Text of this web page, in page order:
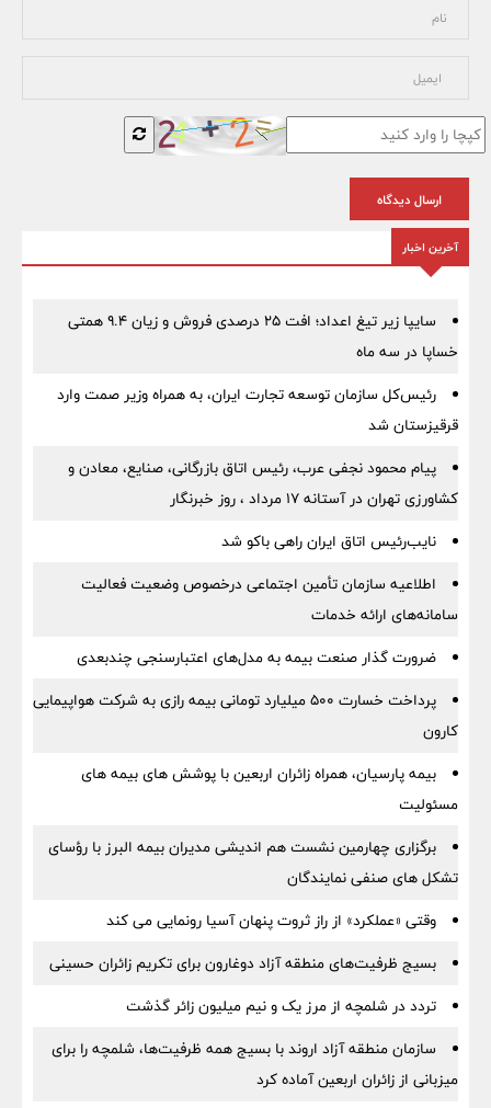
ارسال دیدگاه
آخرین اخبار
سایپا زیر تیغ اعداد؛ افت ۲۵ درصدی فروش و زیان ۹.۴ همتی
خساپا در سه ماه
رئیس‌کل سازمان توسعه تجارت ایران، به همراه وزیر صمت وارد
قرقیزستان شد
پیام محمود نجفی عرب، رئیس اتاق بازرگانی، صنایع، معادن و
کشاورزی تهران در آستانه 17 مرداد ، روز خبرنگار
نایب‌رئیس اتاق ایران راهی باکو شد
اطلاعیه سازمان تأمین اجتماعی درخصوص وضعیت فعالیت
سامانه‌های ارائه خدمات
ضرورت گذار صنعت بیمه به مدل‌های اعتبارسنجی چندبعدی
پرداخت خسارت ۵۰۰ میلیارد تومانی بیمه رازی به شرکت هواپیمایی
کارون
بیمه پارسیان، همراه زائران اربعین با پوشش های بیمه های
مسئولیت
برگزاری چهارمین نشست هم اندیشی مدیران بیمه البرز با رؤسای
تشکل های صنفی نمایندگان
وقتی «عملکرد» از راز ثروت پنهان آسیا رونمایی می کند
بسیج ظرفیت‌های منطقه آزاد دوغارون برای تکریم زائران حسینی
تردد در شلمچه از مرز یک و نیم میلیون زائر گذشت
سازمان منطقه آزاد اروند با بسیج همه ظرفیت‌ها، شلمچه را برای
میزبانی از زائران اربعین آماده کرد